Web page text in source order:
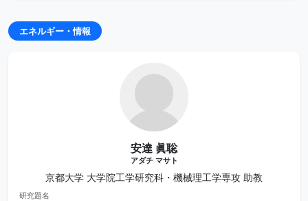
エネルギー・情報
安達 眞聡
アダチ マサト
京都大学 大学院工学研究科・機械理工学専攻 助教
研究題名